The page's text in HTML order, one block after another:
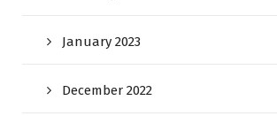
January 2023
December 2022